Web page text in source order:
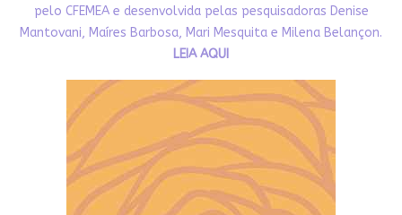
pelo CFEMEA e desenvolvida pelas pesquisadoras Denise
Mantovani, Maíres Barbosa, Mari Mesquita e Milena Belançon.
LEIA AQUI